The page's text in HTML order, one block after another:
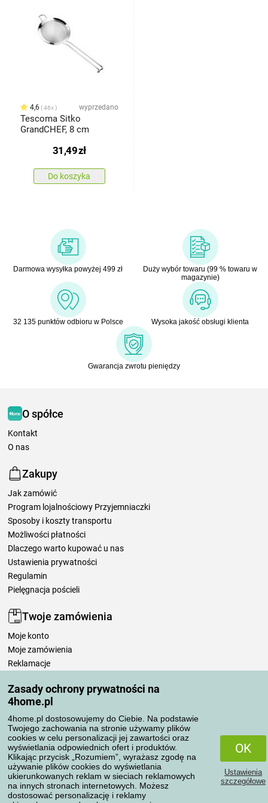
Zasady ochrony prywatności na
4home.pl
4home.pl dostosowujemy do Ciebie. Na podstawie
Twojego zachowania na stronie używamy plików
cookies w celu personalizacji jej zawartości oraz
wyświetlania odpowiednich ofert i produktów.
Klikając przycisk „Rozumiem”, wyrażasz zgodę na
używanie plików cookies do wyświetlania
ukierunkowanych reklam w sieciach reklamowych
na innych stronach internetowych. Możesz
dostosować personalizację i reklamy
OK
Ustawienia
szczegółowe
4,6 46x wyprzedano
Tescoma Sitko
GrandCHEF, 8 cm
31,49zł
Do koszyka
Darmowa wysyłka powyżej 499 zł
Duży wybór towaru (99 % towaru w
magazynie)
32 135 punktów odbioru w Polsce Wysoka jakość obsługi klienta
Gwarancja zwrotu pieniędzy
O spółce
Kontakt
O nas
Zakupy
Jak zamówić
Program lojalnościowy Przyjemniaczki
Sposoby i koszty transportu
Możliwości płatności
Dlaczego warto kupować u nas
Ustawienia prywatności
Regulamin
Pielęgnacja pościeli
Twoje zamówienia
Moje konto
Moje zamówienia
Reklamacje
Zasady przetwarzania recenzji
Sposoby transportu
Metody płatności